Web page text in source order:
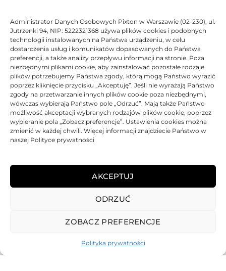
Administrator Danych Osobowych Pixton w Warszawie (02-230), ul.
Jutrzenki 94, NIP: 5222321368 używa plików cookies i podobnych
technologii instalowanych na Państwa urządzeniu, w celu
dostarczenia usług i komunikatów dopasowanych do Państwa
preferencji, a także analizy przepływu informacji na stronie. Poza
niezbędnymi plikami cookie, aby zainstalować pozostałe rodzaje
plików potrzebujemy Państwa zgody, którą mogą Państwo wyrazić
poprzez kliknięcie przycisku „Akceptuję”. Jeśli nie wyrażają Państwo
zgody na przetwarzanie innych plików cookie poza niezbędnymi,
wówczas wybierają Państwo pole „Odrzuć”. Mają także Państwo
możliwość akceptacji wybranych rodzajów plików cookie, poprzez
wybieranie pola „Zobacz preferencje”. Ustawienia cookies można
zmienić w każdej chwili. Więcej informacji znajdziecie Państwo w
naszej Polityce prywatności
AKCEPTUJ
ODRZUĆ
ZOBACZ PREFERENCJE
Polityka prywatności
Toner Asarto zamiennik
Lexmark 602H 60F2H00
Oceniono0na 5
573,83zł
Toner TiOM zamiennik
Lexmark 602 60F2000
43,32 zł
Oceniono